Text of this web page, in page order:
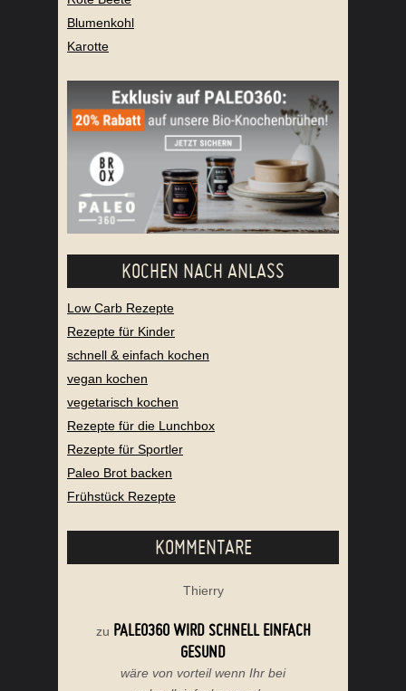
Blumenkohl
Karotte
KOCHEN NACH ANLASS
Low Carb Rezepte
Rezepte für Kinder
schnell & einfach kochen
vegan kochen
vegetarisch kochen
Rezepte für die Lunchbox
Rezepte für Sportler
Paleo Brot backen
Frühstück Rezepte
KOMMENTARE
Thierry
zu PALEO360 WIRD SCHNELL EINFACH
GESUND
wäre von vorteil wenn Ihr bei